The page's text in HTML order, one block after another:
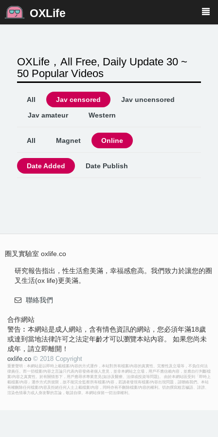
OXLife
OXLife，All Free, Daily Update 30 ~
50 Popular Videos
All Jav censored
Jav uncensored
Jav amateur
Western
All Magnet Online
Date Added Date Publish
圈叉實驗室 oxlife.co
研究報告指出，性生活愈美滿，幸福感愈高。我們致力於讓您的圈
叉生活(ox life)更美滿。
聯絡我們
合作網站
警告︰本網站是成人網站，含有情色資訊的網站，您必須年滿18歲
或達到當地法律許可之法定年齡才可以瀏覽本站內容。 如果您尚未
成年，請立即離開！
oxlife.co © 2018 Copyright
重要聲明：本網站是以即時上載檔案/內容的方式運作，本站對所有檔案/內容的真實性、完整性及立場等，不負任何法
律責任。而一切檔案/內容之言論只代表內容發佈者個人意見，並非本網站之立場，用戶不應信賴內容，並應自行判斷檔
案/內容之真實性。於有關情形下，用戶應尋求專業意見(如涉及醫療、法律或投資等問題)。 由於本網站區受到「即時上
載檔案/內容」運作方式所規限，故不能完全監察所有檔案/內容，若讀者發現有檔案/內容出現問題，請聯絡我們。本站
有權刪除任何檔案/內容及拒絕任何人士上載檔案/內容，同時亦有不刪除檔案/內容的權利。切勿撰寫粗言穢語、誹謗、
渲染色情暴力或人身攻擊的言論，敬請自律。本網站保留一切法律權利。